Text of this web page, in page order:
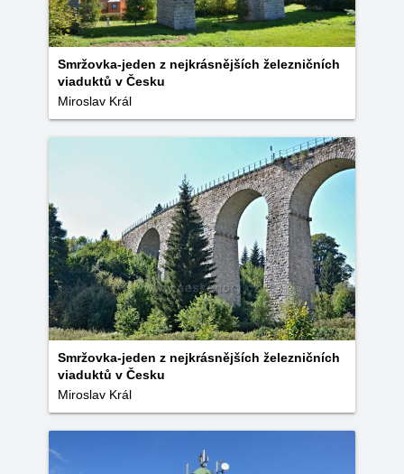
Smržovka-jeden z nejkrásnějších železničních
viaduktů v Česku
Miroslav Král
Smržovka-jeden z nejkrásnějších železničních
viaduktů v Česku
Miroslav Král